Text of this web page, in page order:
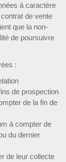
à caractère
de vente
que la non-
de poursuivre
:
de prospection
de la fin de
à compter de
du dernier
de leur collecte